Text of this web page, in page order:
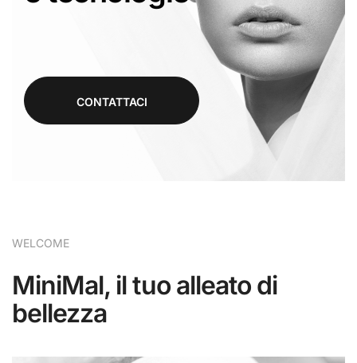
CONTATTACI
WELCOME
MiniMal, il tuo alleato di
bellezza